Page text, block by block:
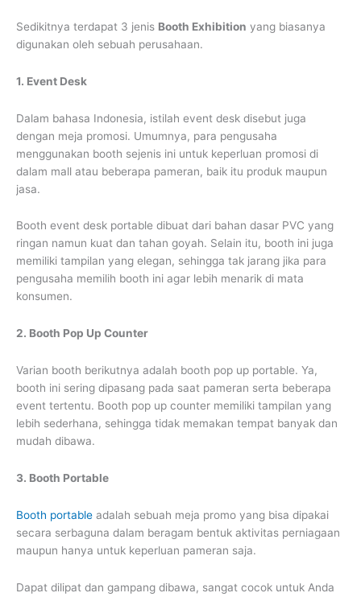
Sedikitnya terdapat 3 jenis Booth Exhibition yang biasanya
digunakan oleh sebuah perusahaan.
1. Event Desk
Dalam bahasa Indonesia, istilah event desk disebut juga
dengan meja promosi. Umumnya, para pengusaha
menggunakan booth sejenis ini untuk keperluan promosi di
dalam mall atau beberapa pameran, baik itu produk maupun
jasa.
Booth event desk portable dibuat dari bahan dasar PVC yang
ringan namun kuat dan tahan goyah. Selain itu, booth ini juga
memiliki tampilan yang elegan, sehingga tak jarang jika para
pengusaha memilih booth ini agar lebih menarik di mata
konsumen.
2. Booth Pop Up Counter
Varian booth berikutnya adalah booth pop up portable. Ya,
booth ini sering dipasang pada saat pameran serta beberapa
event tertentu. Booth pop up counter memiliki tampilan yang
lebih sederhana, sehingga tidak memakan tempat banyak dan
mudah dibawa.
3. Booth Portable
Booth portable adalah sebuah meja promo yang bisa dipakai
secara serbaguna dalam beragam bentuk aktivitas perniagaan
maupun hanya untuk keperluan pameran saja.
Dapat dilipat dan gampang dibawa, sangat cocok untuk Anda